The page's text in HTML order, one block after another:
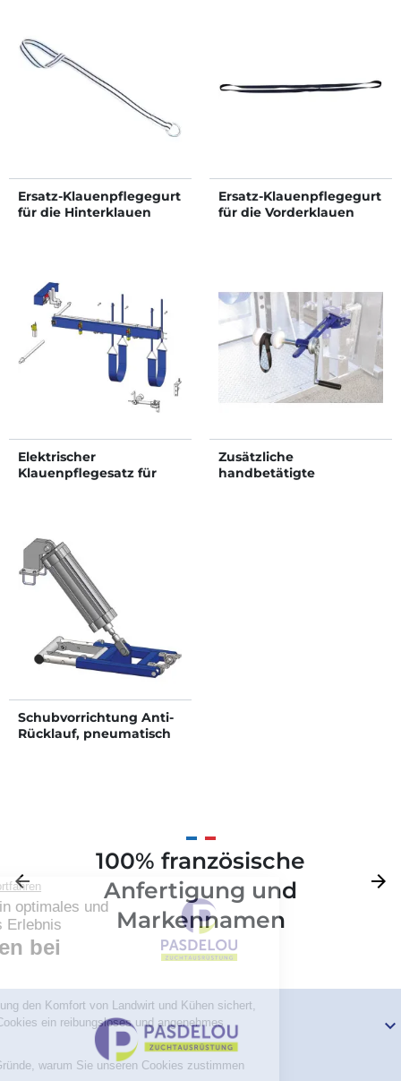
Ersatz-Klauenpflegegurt
für die Hinterklauen
Ersatz-Klauenpflegegurt
für die Vorderklauen
Elektrischer
Klauenpflegesatz für
Zusätzliche
handbetätigte
Schubvorrichtung Anti-
Rücklauf, pneumatisch
Zurück
arrow_back
100% französische
Anfertigung und
Markennamen
Weiter
arrow_forward
